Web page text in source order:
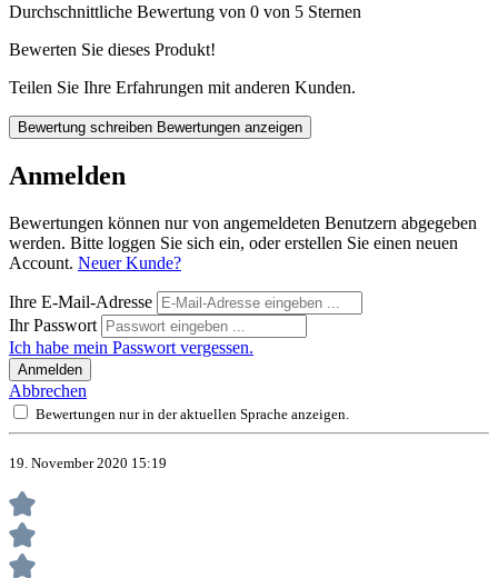
Durchschnittliche Bewertung von 0 von 5 Sternen
Bewerten Sie dieses Produkt!
Teilen Sie Ihre Erfahrungen mit anderen Kunden.
Bewertung schreiben Bewertungen anzeigen
Anmelden
Bewertungen können nur von angemeldeten Benutzern abgegeben
werden. Bitte loggen Sie sich ein, oder erstellen Sie einen neuen
Account. Neuer Kunde?
Ihre E-Mail-Adresse
Ihr Passwort
Ich habe mein Passwort vergessen.
Anmelden
Abbrechen
Bewertungen nur in der aktuellen Sprache anzeigen.
19. November 2020 15:19